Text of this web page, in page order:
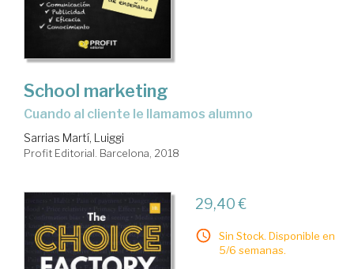
School marketing
cuando al cliente le llamamos alumno
Sarrias Martí, Luiggi
Profit Editorial. Barcelona, 2018
29,40 €
Sin Stock. Disponible en
5/6 semanas.